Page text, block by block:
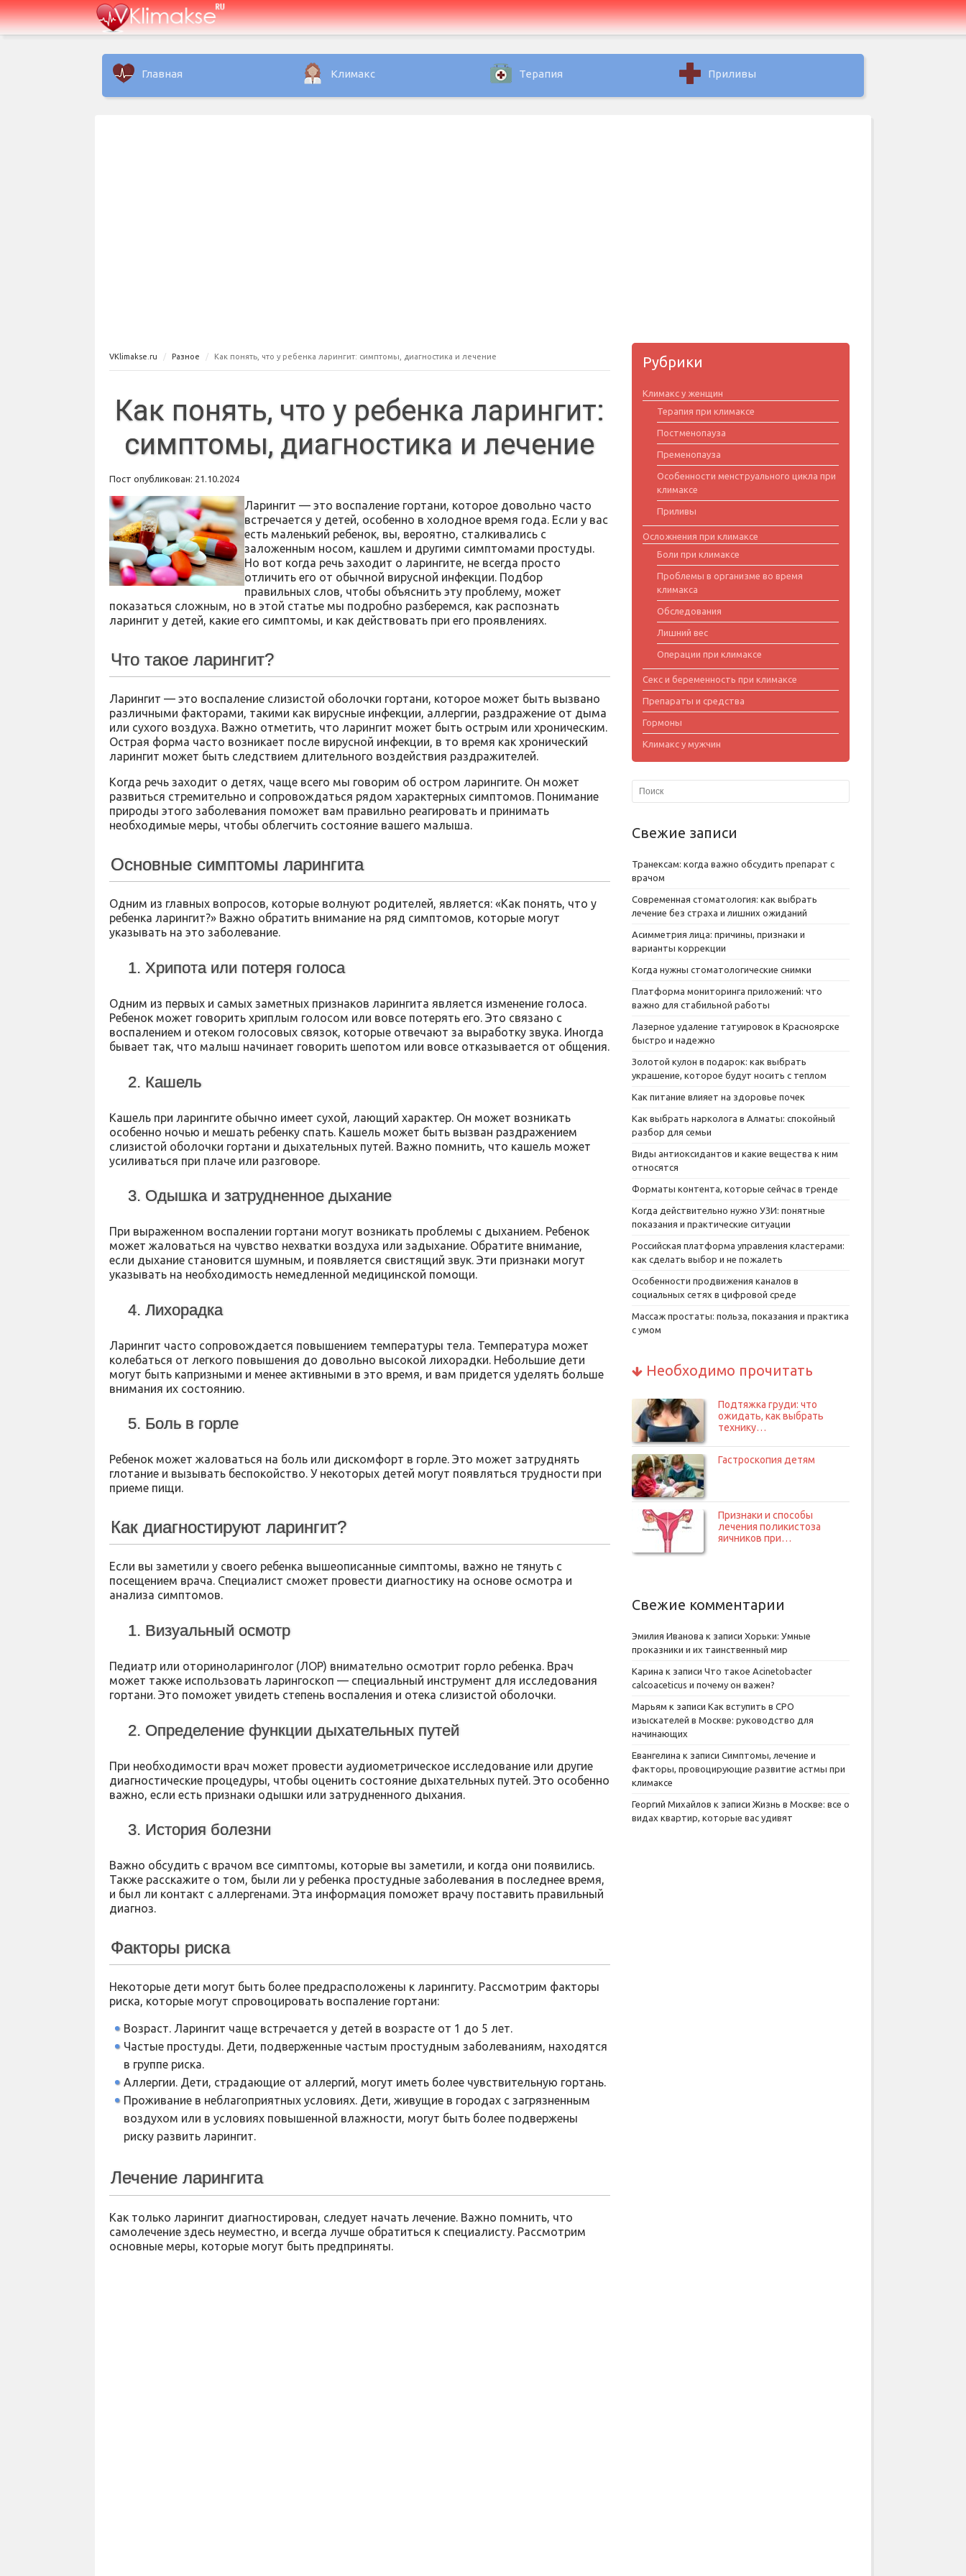
Главная Климакс Терапия Приливы
VKlimakse.ru Разное Как понять, что у ребенка ларингит: симптомы, диагностика и лечение
Как понять, что у ребенка ларингит:
симптомы, диагностика и лечение
Пост опубликован: 21.10.2024
Ларингит — это воспаление гортани, которое довольно часто
встречается у детей, особенно в холодное время года. Если у вас
есть маленький ребенок, вы, вероятно, сталкивались с
заложенным носом, кашлем и другими симптомами простуды.
Но вот когда речь заходит о ларингите, не всегда просто
отличить его от обычной вирусной инфекции. Подбор
правильных слов, чтобы объяснить эту проблему, может
показаться сложным, но в этой статье мы подробно разберемся, как распознать
ларингит у детей, какие его симптомы, и как действовать при его проявлениях.
Что такое ларингит?
Ларингит — это воспаление слизистой оболочки гортани, которое может быть вызвано
различными факторами, такими как вирусные инфекции, аллергии, раздражение от дыма
или сухого воздуха. Важно отметить, что ларингит может быть острым или хроническим.
Острая форма часто возникает после вирусной инфекции, в то время как хронический
ларингит может быть следствием длительного воздействия раздражителей.
Когда речь заходит о детях, чаще всего мы говорим об остром ларингите. Он может
развиться стремительно и сопровождаться рядом характерных симптомов. Понимание
природы этого заболевания поможет вам правильно реагировать и принимать
необходимые меры, чтобы облегчить состояние вашего малыша.
Основные симптомы ларингита
Одним из главных вопросов, которые волнуют родителей, является: «Как понять, что у
ребенка ларингит?» Важно обратить внимание на ряд симптомов, которые могут
указывать на это заболевание.
1. Хрипота или потеря голоса
Одним из первых и самых заметных признаков ларингита является изменение голоса.
Ребенок может говорить хриплым голосом или вовсе потерять его. Это связано с
воспалением и отеком голосовых связок, которые отвечают за выработку звука. Иногда
бывает так, что малыш начинает говорить шепотом или вовсе отказывается от общения.
2. Кашель
Кашель при ларингите обычно имеет сухой, лающий характер. Он может возникать
особенно ночью и мешать ребенку спать. Кашель может быть вызван раздражением
слизистой оболочки гортани и дыхательных путей. Важно помнить, что кашель может
усиливаться при плаче или разговоре.
3. Одышка и затрудненное дыхание
При выраженном воспалении гортани могут возникать проблемы с дыханием. Ребенок
может жаловаться на чувство нехватки воздуха или задыхание. Обратите внимание,
если дыхание становится шумным, и появляется свистящий звук. Эти признаки могут
указывать на необходимость немедленной медицинской помощи.
4. Лихорадка
Ларингит часто сопровождается повышением температуры тела. Температура может
колебаться от легкого повышения до довольно высокой лихорадки. Небольшие дети
могут быть капризными и менее активными в это время, и вам придется уделять больше
внимания их состоянию.
5. Боль в горле
Ребенок может жаловаться на боль или дискомфорт в горле. Это может затруднять
глотание и вызывать беспокойство. У некоторых детей могут появляться трудности при
приеме пищи.
Как диагностируют ларингит?
Если вы заметили у своего ребенка вышеописанные симптомы, важно не тянуть с
посещением врача. Специалист сможет провести диагностику на основе осмотра и
анализа симптомов.
1. Визуальный осмотр
Педиатр или оториноларинголог (ЛОР) внимательно осмотрит горло ребенка. Врач
может также использовать ларингоскоп — специальный инструмент для исследования
гортани. Это поможет увидеть степень воспаления и отека слизистой оболочки.
2. Определение функции дыхательных путей
При необходимости врач может провести аудиометрическое исследование или другие
диагностические процедуры, чтобы оценить состояние дыхательных путей. Это особенно
важно, если есть признаки одышки или затрудненного дыхания.
3. История болезни
Важно обсудить с врачом все симптомы, которые вы заметили, и когда они появились.
Также расскажите о том, были ли у ребенка простудные заболевания в последнее время,
и был ли контакт с аллергенами. Эта информация поможет врачу поставить правильный
диагноз.
Факторы риска
Некоторые дети могут быть более предрасположены к ларингиту. Рассмотрим факторы
риска, которые могут спровоцировать воспаление гортани:
Возраст. Ларингит чаще встречается у детей в возрасте от 1 до 5 лет.
Частые простуды. Дети, подверженные частым простудным заболеваниям, находятся
в группе риска.
Аллергии. Дети, страдающие от аллергий, могут иметь более чувствительную гортань.
Проживание в неблагоприятных условиях. Дети, живущие в городах с загрязненным
воздухом или в условиях повышенной влажности, могут быть более подвержены
риску развить ларингит.
Лечение ларингита
Как только ларингит диагностирован, следует начать лечение. Важно помнить, что
самолечение здесь неуместно, и всегда лучше обратиться к специалисту. Рассмотрим
основные меры, которые могут быть предприняты.
Рубрики
Климакс у женщин
Терапия при климаксе
Постменопауза
Пременопауза
Особенности менструального цикла при
климаксе
Приливы
Осложнения при климаксе
Боли при климаксе
Проблемы в организме во время
климакса
Обследования
Лишний вес
Операции при климаксе
Секс и беременность при климаксе
Препараты и средства
Гормоны
Климакс у мужчин
Свежие записи
Транексам: когда важно обсудить препарат с
врачом
Современная стоматология: как выбрать
лечение без страха и лишних ожиданий
Асимметрия лица: причины, признаки и
варианты коррекции
Когда нужны стоматологические снимки
Платформа мониторинга приложений: что
важно для стабильной работы
Лазерное удаление татуировок в Красноярске
быстро и надежно
Золотой кулон в подарок: как выбрать
украшение, которое будут носить с теплом
Как питание влияет на здоровье почек
Как выбрать нарколога в Алматы: спокойный
разбор для семьи
Виды антиоксидантов и какие вещества к ним
относятся
Форматы контента, которые сейчас в тренде
Когда действительно нужно УЗИ: понятные
показания и практические ситуации
Российская платформа управления кластерами:
как сделать выбор и не пожалеть
Особенности продвижения каналов в
социальных сетях в цифровой среде
Массаж простаты: польза, показания и практика
с умом
Необходимо прочитать
Подтяжка груди: что
ожидать, как выбрать
технику…
Гастроскопия детям
Признаки и способы
лечения поликистоза
яичников при…
Свежие комментарии
Эмилия Иванова к записи Хорьки: Умные
проказники и их таинственный мир
Карина к записи Что такое Acinetobacter
calcoaceticus и почему он важен?
Марьям к записи Как вступить в СРО
изыскателей в Москве: руководство для
начинающих
Евангелина к записи Симптомы, лечение и
факторы, провоцирующие развитие астмы при
климаксе
Георгий Михайлов к записи Жизнь в Москве: все о
видах квартир, которые вас удивят